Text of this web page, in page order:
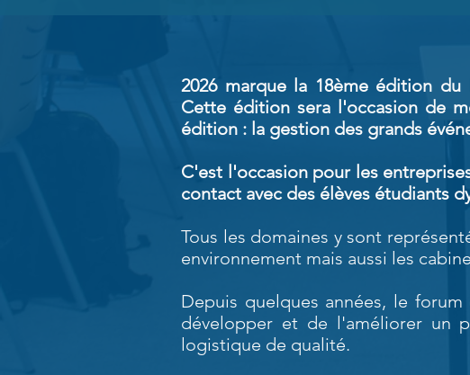
2026 marque la 18ème édition
Cette édition sera l'occasion de
édition : la gestion des grands
C'est l'occasion pour les
contact avec des élèves étudiants
Tous les domaines y sont
environnement mais aussi les
Depuis quelques années, le
développer et de l'améliorer un
logistique de qualité.